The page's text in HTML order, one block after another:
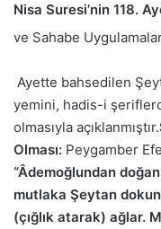
Nisa Suresi’nin 118.
ve Sahabe
Ayette bahsedilen
yemini, hadis-i
olmasıyla açıklanmıştır.
Olması: Peygamber
“Âdemoğlundan
mutlaka Şeytan
(çığlık atarak) ağlar.